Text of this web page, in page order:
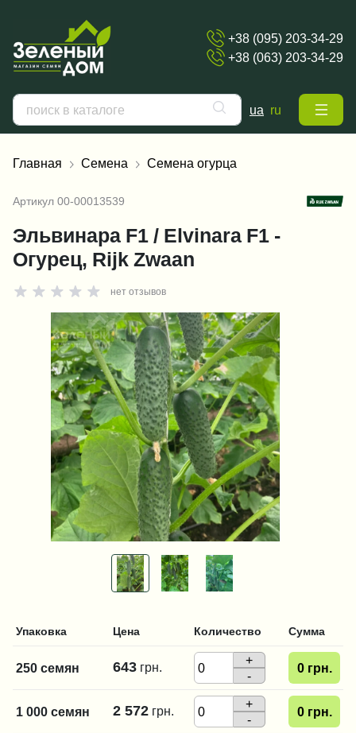
+38 (095) 203-34-29
+38 (063) 203-34-29
ua ru
Главная Семена Семена огурца
Артикул 00-00013539
Эльвинара F1 / Elvinara F1 -
Огурец, Rijk Zwaan
нет отзывов
Упаковка Цена Количество Сумма
250 семян 643 грн.
+
-
0 грн.
1 000 семян 2 572 грн.
+
-
0 грн.